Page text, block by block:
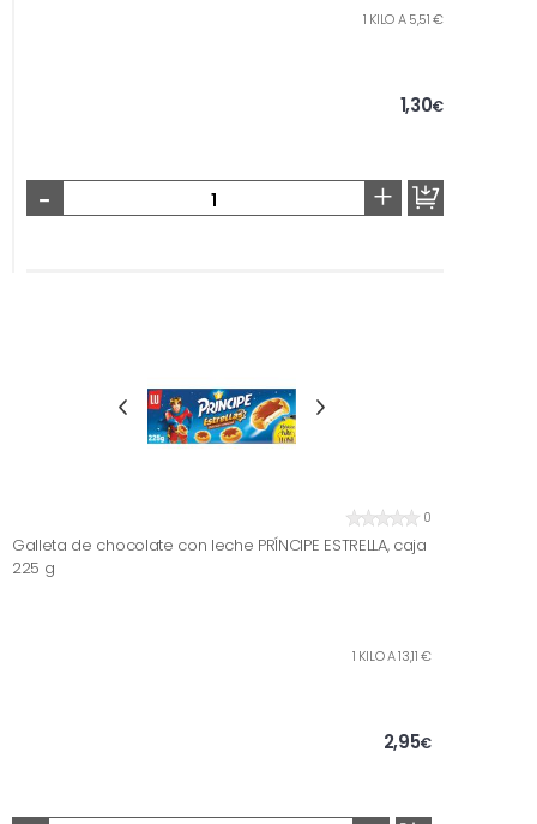
1 KILO A 5,51 €
1,30€
- +
0
Galleta de chocolate con leche PRÍNCIPE ESTRELLA, caja
225 g
1 KILO A 13,11 €
2,95€